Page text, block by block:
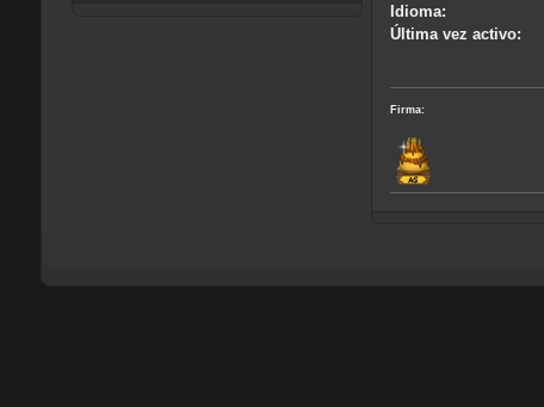
Idioma:
Última vez activo:
Firma: